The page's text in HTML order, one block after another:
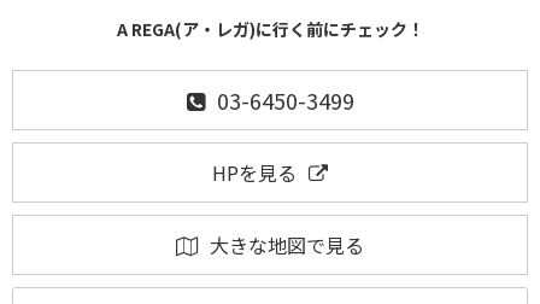
A REGA(ア・レガ)に行く前にチェック！
03-6450-3499
HPを見る
大きな地図で見る